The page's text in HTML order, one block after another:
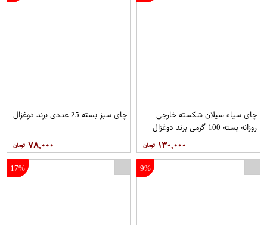
چای سیاه سیلان شکسته خارجی
روزانه بسته 100 گرمی برند دوغزال
۱۳۰,۰۰۰
چای سبز بسته 25 عددی برند دوغزال
۷۸,۰۰۰
9%
17%